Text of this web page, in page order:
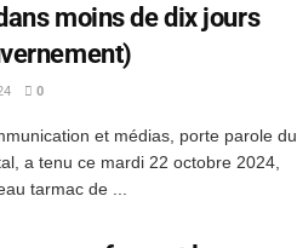
moins de dix jours
0
et médias, porte parole du
a tenu ce mardi 22 octobre 2024,
tarmac de ...